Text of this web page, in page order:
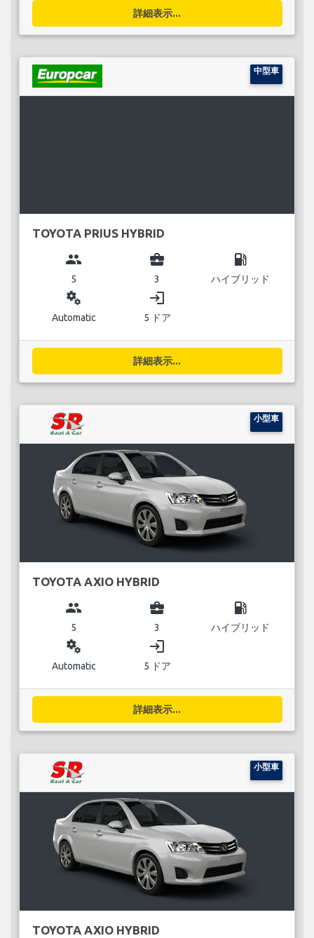
詳細表示...
中型車
TOYOTA PRIUS HYBRID
group
5
business_center
3
local_gas_station
ハイブリッド
miscellaneous_services
Automatic
login
5 ドア
詳細表示...
小型車
TOYOTA AXIO HYBRID
group
5
business_center
3
local_gas_station
ハイブリッド
miscellaneous_services
Automatic
login
5 ドア
詳細表示...
小型車
TOYOTA AXIO HYBRID